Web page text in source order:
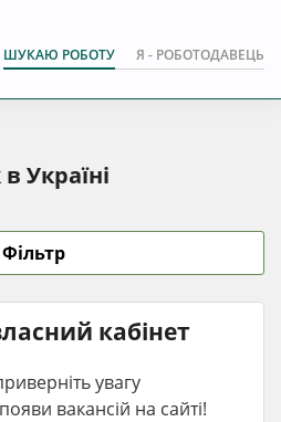
ШУКАЮ РОБОТУ Я - РОБОТОДАВЕЦЬ
Україні
Фільтр
кабінет
увагу
вакансій на сайті!